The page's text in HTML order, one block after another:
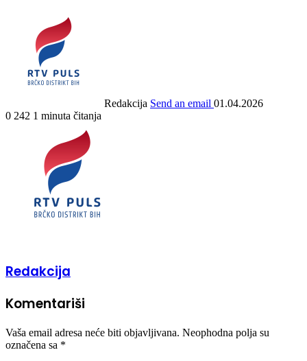
Redakcija Send an email 01.04.2026
0 242 1 minuta čitanja
Redakcija
Komentariši
Vaša email adresa neće biti objavljivana. Neophodna polja su
označena sa *